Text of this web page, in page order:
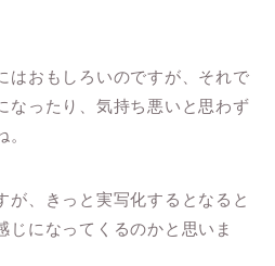
はおもしろいのですが、それで
なったり、気持ち悪いと思わず
が、きっと実写化するとなると
じになってくるのかと思いま